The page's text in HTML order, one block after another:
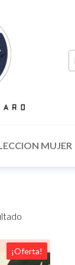
MUJER
¡Oferta!